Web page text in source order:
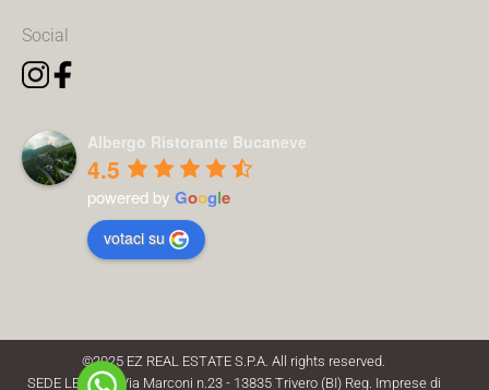
Social
Albergo Ristorante Bucaneve
4.5
powered by Google
votaci su
©2025 EZ REAL ESTATE S.P.A. All rights reserved.
SEDE LEGALE: Via Marconi n.23 - 13835 Trivero (BI) Reg. Imprese di